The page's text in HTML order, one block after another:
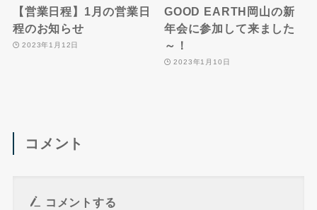
【営業日程】1月の営業日
程のお知らせ
2023年1月12日
GOOD EARTH岡山の新
年会に参加して来ました
～！
2023年1月10日
コメント
コメントする